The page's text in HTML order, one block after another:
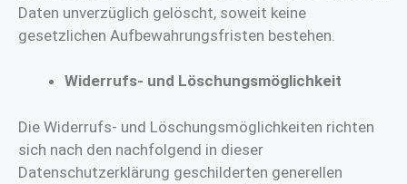
Daten unverzüglich gelöscht, soweit keine
gesetzlichen Aufbewahrungsfristen bestehen.
Widerrufs- und Löschungsmöglichkeit
Die Widerrufs- und Löschungsmöglichkeiten richten
sich nach den nachfolgend in dieser
Datenschutzerklärung geschilderten generellen